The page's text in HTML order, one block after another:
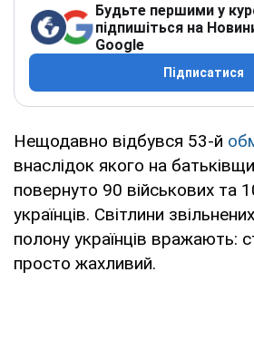
Будьте першими у
підпишіться на
Google
Підписатися
Нещодавно відбувся 53-й
внаслідок якого на
повернуто 90 військових та
українців. Світлини
полону українців вражають:
просто жахливий.